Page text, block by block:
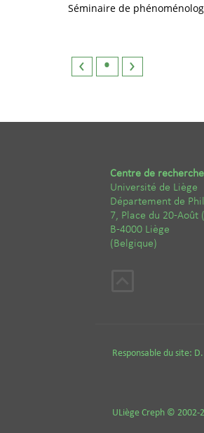
Séminaire de
‹ • ›
Centre de
Université de Liège
Département de
7, Place du 20-Août
B-4000 Liège
(Belgique)
Responsable du site:
ULiège Creph © 2002-